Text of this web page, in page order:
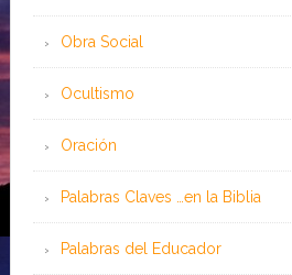
Obra Social
Ocultismo
Oración
Palabras Claves …en la Biblia
Palabras del Educador